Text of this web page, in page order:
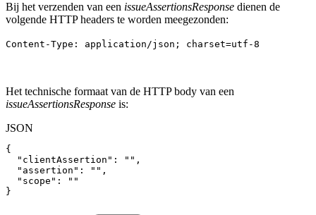
Bij het verzenden van een issueAssertionsResponse dienen de
volgende HTTP headers te worden meegezonden:
Content-Type: application/json; charset=utf-8
Het technische formaat van de HTTP body van een
issueAssertionsResponse is:
JSON
{
"clientAssertion" : "" ,
"assertion" : "" ,
"scope" :
""
}